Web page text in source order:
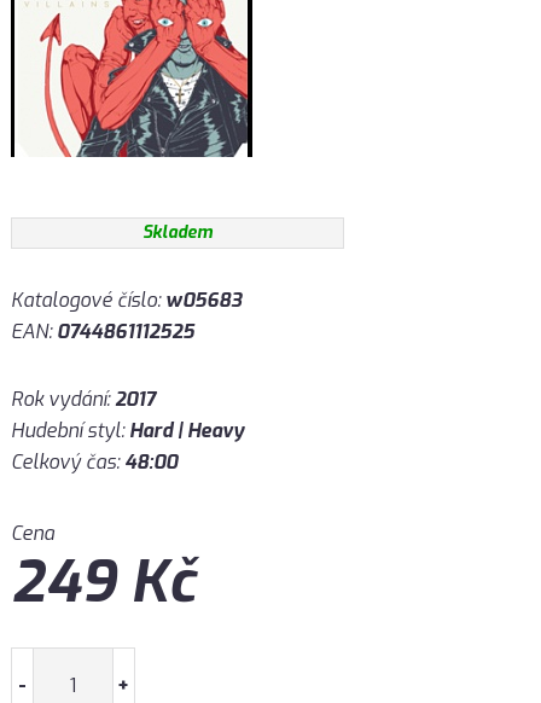
Skladem
Katalogové číslo:w05683
EAN:0744861112525
Rok vydání:2017
Hudební styl:Hard | Heavy
Celkový čas:48:00
Cena
249Kč
- +